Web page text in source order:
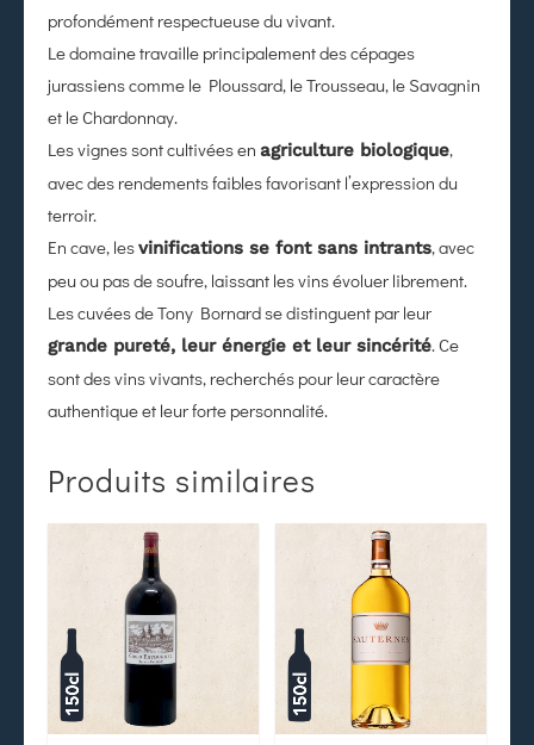
profondément respectueuse du vivant.
Le domaine travaille principalement des cépages
jurassiens comme le Ploussard, le Trousseau, le Savagnin
et le Chardonnay.
Les vignes sont cultivées en agriculture biologique,
avec des rendements faibles favorisant l’expression du
terroir.
En cave, lesvinifications se font sans intrants, avec
peu ou pas de soufre, laissant les vins évoluer librement.
Les cuvées de Tony Bornard se distinguent par leur
grande pureté, leur énergie et leur sincérité. Ce
sont des vins vivants, recherchés pour leur caractère
authentique et leur forte personnalité.
Produits similaires